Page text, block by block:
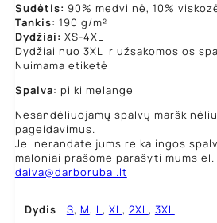
Sudėtis: 90% medvilnė, 10%
Tankis: 190 g/m²
Dydžiai: XS-4XL
Dydžiai nuo 3XL ir užsakomosios
Nuimama etiketė
Spalva: pilki melange
Nesandėliuojamų spalvų
pageidavimus.
Jei nerandate jums reikalingos
maloniai prašome parašyti mums
daiva@darborubai.lt
Dydis S, M, L, XL, 2XL, 3XL